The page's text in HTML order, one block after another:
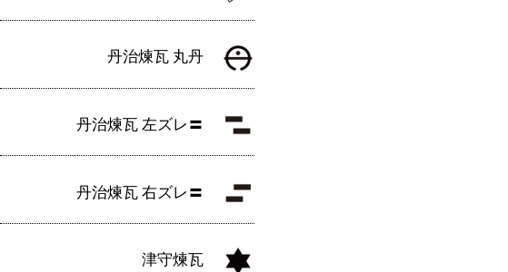
丹治煉瓦 丸丹
丹治煉瓦 左ズレ〓
丹治煉瓦 右ズレ〓
津守煉瓦